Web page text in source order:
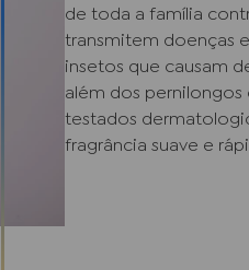
de toda a família
transmitem doenças
insetos que causam
além dos pernilongos
testados
fragrância suave e